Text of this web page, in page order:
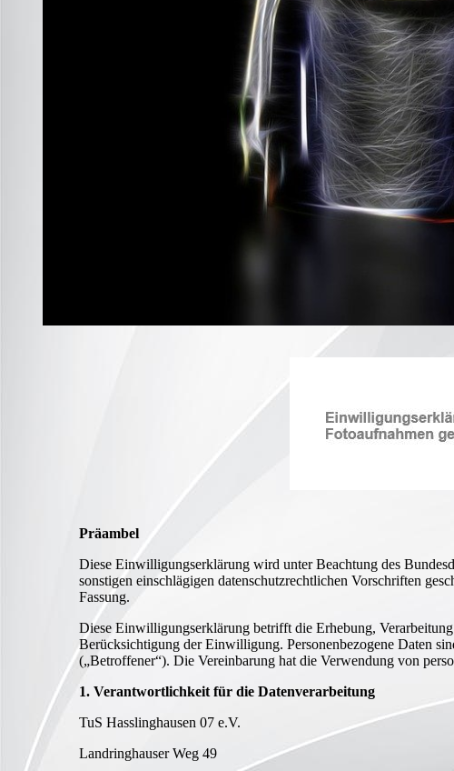
Präambel
Diese Einwilligungserklärung wird unter Beachtung des
sonstigen einschlägigen datenschutzrechtlichen Vorschriften
Fassung.
Diese Einwilligungserklärung betrifft die Erhebung,
Berücksichtigung der Einwilligung. Personenbezogene Daten
(„Betroffener“). Die Vereinbarung hat die Verwendung von
1. Verantwortlichkeit für die Datenverarbeitung
TuS Hasslinghausen 07 e.V.
Landringhauser Weg 49